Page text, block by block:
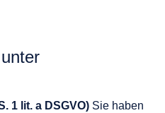
1 lit. a DSGVO) Sie haben